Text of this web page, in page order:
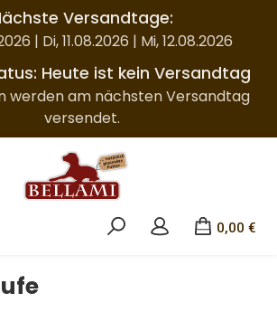
Versandtage:
| Di, 11.08.2026 | Mi, 12.08.2026
Heute ist kein Versandtag
werden am nächsten Versandtag
versendet.
0,00 €